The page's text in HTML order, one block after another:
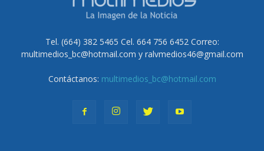
Tel. (664) 382 5465 Cel. 664 756 6452 Correo:
multimedios_bc@hotmail.com y ralvmedios46@gmail.com
Contáctanos: multimedios_bc@hotmail.com